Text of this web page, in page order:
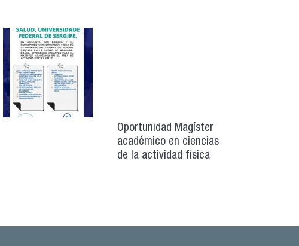
Oportunidad Magíster
académico en ciencias
de la actividad física